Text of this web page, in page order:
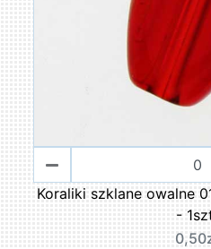
Koraliki szklane owalne
-